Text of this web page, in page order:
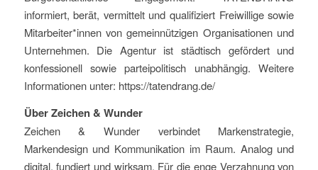
informiert, berät, vermittelt und qualifiziert Freiwillige sowie
Mitarbeiter*innen von gemeinnützigen Organisationen und
Unternehmen. Die Agentur ist städtisch gefördert und
konfessionell sowie parteipolitisch unabhängig. Weitere
Informationen unter: https://tatendrang.de/
Über Zeichen & Wunder
Zeichen & Wunder verbindet Markenstrategie,
Markendesign und Kommunikation im Raum. Analog und
digital, fundiert und wirksam. Für die enge Verzahnung von